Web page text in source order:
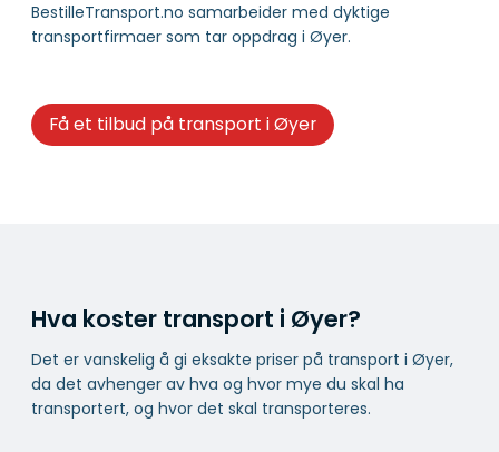
BestilleTransport.no samarbeider med dyktige
transportfirmaer som tar oppdrag i Øyer.
Få et tilbud på transport i Øyer
Hva koster transport i Øyer?
Det er vanskelig å gi eksakte priser på transport i Øyer,
da det avhenger av hva og hvor mye du skal ha
transportert, og hvor det skal transporteres.